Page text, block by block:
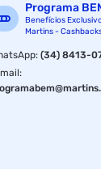
Programa
Benefícios
Martins -
:(34) 8413-
: